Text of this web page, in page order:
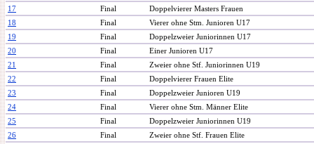
17
Final
Doppelvierer Masters Frauen
18
Final
Vierer ohne Stm. Junioren U17
19
Final
Doppelzweier Juniorinnen U17
20
Final
Einer Junioren U17
21
Final
Zweier ohne Stf. Juniorinnen U19
22
Final
Doppelvierer Frauen Elite
23
Final
Doppelzweier Junioren U19
24
Final
Vierer ohne Stm. Männer Elite
25
Final
Doppelzweier Juniorinnen U19
26
Final
Zweier ohne Stf. Frauen Elite